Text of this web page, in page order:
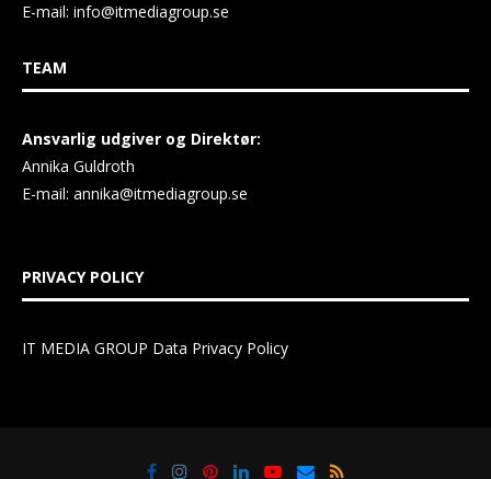
E-mail: info@itmediagroup.se
TEAM
Ansvarlig udgiver og Direktør:
Annika Guldroth
E-mail: annika@itmediagroup.se
PRIVACY POLICY
IT MEDIA GROUP Data Privacy Policy